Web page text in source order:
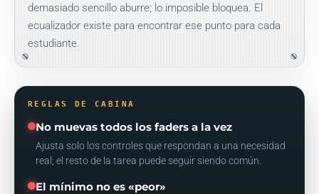
demasiado sencillo aburre; lo imposible bloquea. El
ecualizador existe para encontrar ese punto para cada
estudiante.
REGLAS DE CABINA
No muevas todos los faders a la vez
Ajusta solo los controles que respondan a una necesidad
real; el resto de la tarea puede seguir siendo común.
El mínimo no es «peor»